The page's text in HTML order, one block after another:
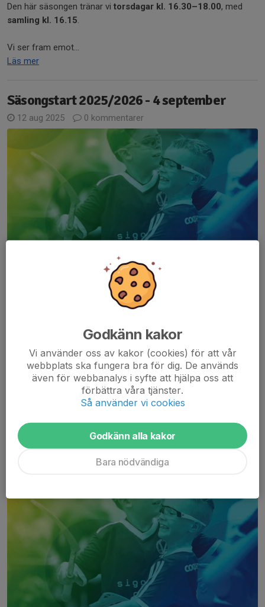
Den här säsongen tränar vi torsdagar kl. 16.30–18.00, med
samling kl. 16.15.
Vi ser fram emot...
Läs mer
Säsongstart 2025/2026 - 4 september
12 aug 2025 0 kommentarer
Torsdagen den 4/9 drar vi igång säsongen 2025/2026 i
Sandåkraskolans idrottshall.
Vi utökar till två tider på torsdagar,17:00–18:00och18:00–
, vilket gör att vi kan ta in fler spelare från innebandyskolan
Säsongstart 2024/2025 - 5 september kl 17
0 kommentarer
Godkänn kakor
Vi använder oss av kakor (cookies) för att vår
webbplats ska fungera bra för dig. De används
även för webbanalys i syfte att hjälpa oss att
förbättra våra tjänster.
Så använder vi cookies
Godkänn alla kakor
Bara nödvändiga